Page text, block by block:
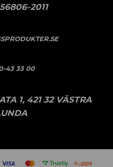
2011
43 33 00
1, 421 32 VÄSTRA